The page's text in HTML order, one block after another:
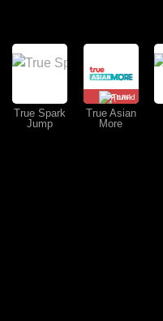
True Spark
Jump
คุยสด
True Asian
More